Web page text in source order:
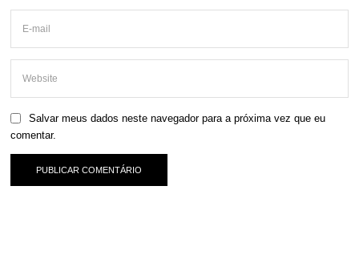
Salvar meus dados neste navegador para a próxima vez que eu
comentar.